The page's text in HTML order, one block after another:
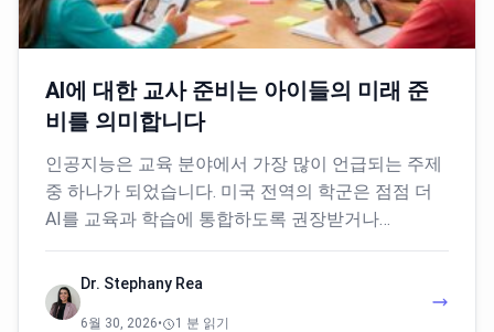
AI에 대한 교사 준비는 아이들의 미래 준
비를 의미합니다
인공지능은 교육 분야에서 가장 많이 언급되는 주제
중 하나가 되었습니다. 미국 전역의 학군은 점점 더
AI를 교육과 학습에 통합하도록 권장받거나…
Dr. Stephany Rea
6월 30, 2026• 1 분 읽기